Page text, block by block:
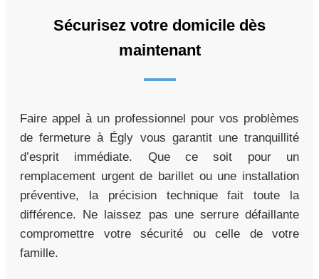
Sécurisez votre domicile dès
maintenant
Faire appel à un professionnel pour vos problèmes
de fermeture à Égly vous garantit une tranquillité
d’esprit immédiate. Que ce soit pour un
remplacement urgent de barillet ou une installation
préventive, la précision technique fait toute la
différence. Ne laissez pas une serrure défaillante
compromettre votre sécurité ou celle de votre
famille.